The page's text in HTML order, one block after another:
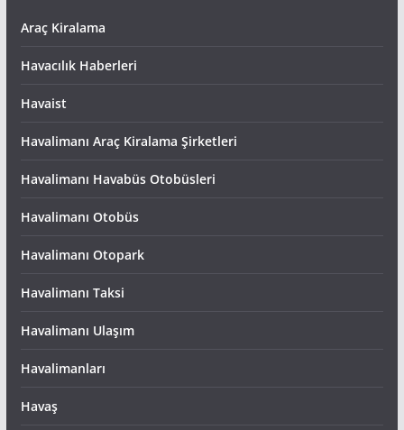
Araç Kiralama
Havacılık Haberleri
Havaist
Havalimanı Araç Kiralama Şirketleri
Havalimanı Havabüs Otobüsleri
Havalimanı Otobüs
Havalimanı Otopark
Havalimanı Taksi
Havalimanı Ulaşım
Havalimanları
Havaş